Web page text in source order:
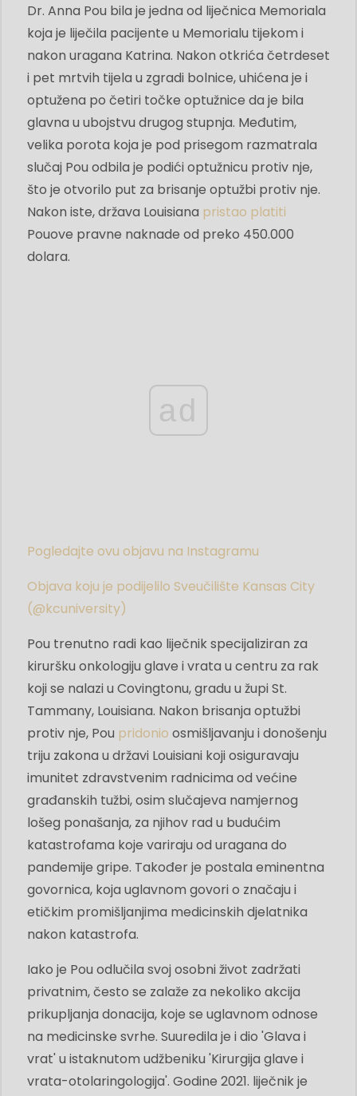
Dr. Anna Pou bila je jedna od liječnica Memoriala
koja je liječila pacijente u Memorialu tijekom i
nakon uragana Katrina. Nakon otkrića četrdeset
i pet mrtvih tijela u zgradi bolnice, uhićena je i
optužena po četiri točke optužnice da je bila
glavna u ubojstvu drugog stupnja. Međutim,
velika porota koja je pod prisegom razmatrala
slučaj Pou odbila je podići optužnicu protiv nje,
što je otvorilo put za brisanje optužbi protiv nje.
Nakon iste, država Louisiana pristao platiti
Pouove pravne naknade od preko 450.000
dolara.
ad
Pogledajte ovu objavu na Instagramu
Objava koju je podijelilo Sveučilište Kansas City
(@kcuniversity)
Pou trenutno radi kao liječnik specijaliziran za
kiruršku onkologiju glave i vrata u centru za rak
koji se nalazi u Covingtonu, gradu u župi St.
Tammany, Louisiana. Nakon brisanja optužbi
protiv nje, Pou pridonio osmišljavanju i donošenju
triju zakona u državi Louisiani koji osiguravaju
imunitet zdravstvenim radnicima od većine
građanskih tužbi, osim slučajeva namjernog
lošeg ponašanja, za njihov rad u budućim
katastrofama koje variraju od uragana do
pandemije gripe. Također je postala eminentna
govornica, koja uglavnom govori o značaju i
etičkim promišljanjima medicinskih djelatnika
nakon katastrofa.
Iako je Pou odlučila svoj osobni život zadržati
privatnim, često se zalaže za nekoliko akcija
prikupljanja donacija, koje se uglavnom odnose
na medicinske svrhe. Suuredila je i dio 'Glava i
vrat' u istaknutom udžbeniku 'Kirurgija glave i
vrata-otolaringologija'. Godine 2021. liječnik je